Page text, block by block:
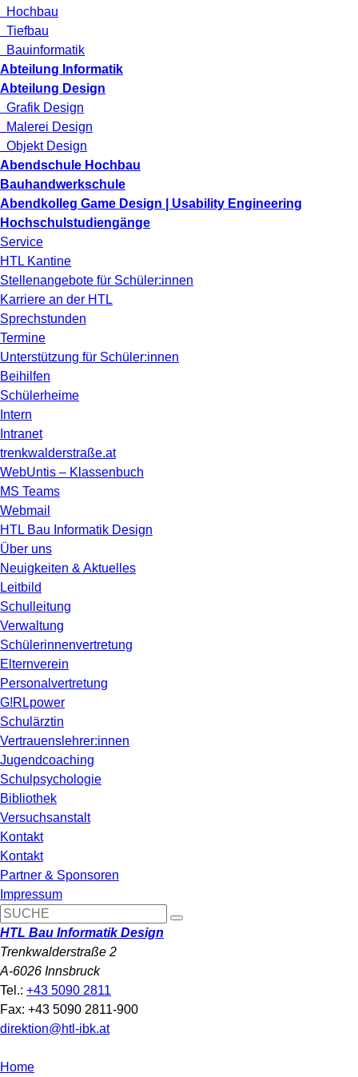
Hochbau
Tiefbau
Bauinformatik
Abteilung Informatik
Abteilung Design
Grafik Design
Malerei Design
Objekt Design
Abendschule Hochbau
Bauhandwerkschule
Abendkolleg Game Design | Usability Engineering
Hochschulstudiengänge
Service
HTL Kantine
Stellenangebote für Schüler:innen
Karriere an der HTL
Sprechstunden
Termine
Unterstützung für Schüler:innen
Beihilfen
Schülerheime
Intern
Intranet
trenkwalderstraße.at
WebUntis – Klassenbuch
MS Teams
Webmail
HTL Bau Informatik Design
Über uns
Neuigkeiten & Aktuelles
Leitbild
Schulleitung
Verwaltung
Schülerinnenvertretung
Elternverein
Personalvertretung
G!RLpower
Schulärztin
Vertrauenslehrer:innen
Jugendcoaching
Schulpsychologie
Bibliothek
Versuchsanstalt
Kontakt
Kontakt
Partner & Sponsoren
Impressum
HTL Bau Informatik Design
Trenkwalderstraße 2
A-6026 Innsbruck
Tel.: +43 5090 2811
Fax: +43 5090 2811-900
direktion@htl-ibk.at
Home